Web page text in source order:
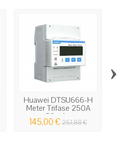
Huawei DTSU666-H
Meter Trifase 250A
50mA...
145,00 €251,88 €
›